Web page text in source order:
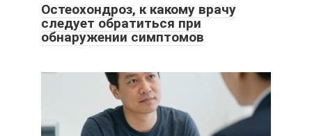
Остеохондроз, к какому врачу
следует обратиться при
обнаружении симптомов